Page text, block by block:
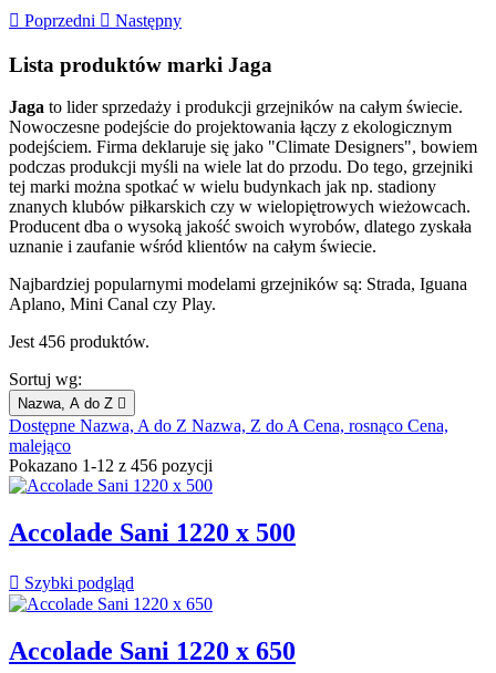
 Poprzedni  Następny
Lista produktów marki Jaga
Jaga to lider sprzedaży i produkcji grzejników na całym świecie.
Nowoczesne podejście do projektowania łączy z ekologicznym
podejściem. Firma deklaruje się jako "Climate Designers", bowiem
podczas produkcji myśli na wiele lat do przodu. Do tego, grzejniki
tej marki można spotkać w wielu budynkach jak np. stadiony
znanych klubów piłkarskich czy w wielopiętrowych wieżowcach.
Producent dba o wysoką jakość swoich wyrobów, dlatego zyskała
uznanie i zaufanie wśród klientów na całym świecie.
Najbardziej popularnymi modelami grzejników są: Strada, Iguana
Aplano, Mini Canal czy Play.
Jest 456 produktów.
Sortuj wg:
Nazwa, A do Z 
Dostępne Nazwa, A do Z Nazwa, Z do ACena, rosnąco Cena,
malejąco
Pokazano 1-12 z 456 pozycji
Accolade Sani 1220 x 500
 Szybki podgląd
Accolade Sani 1220 x 650